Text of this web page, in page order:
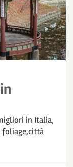
in Italia,
foliage,città